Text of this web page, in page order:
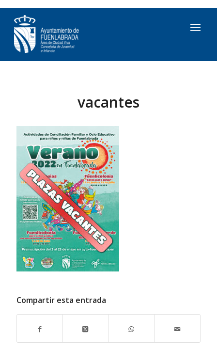
vacantes
Compartir esta entrada